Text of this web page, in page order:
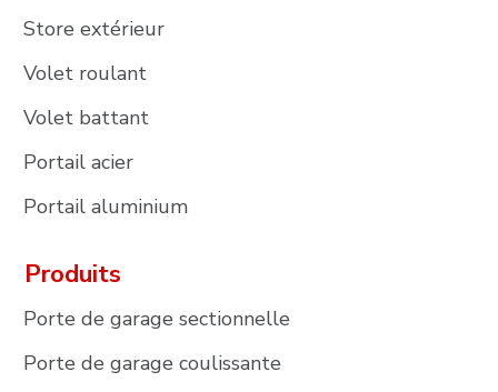
Store extérieur
Volet roulant
Volet battant
Portail acier
Portail aluminium
Produits
Porte de garage sectionnelle
Porte de garage coulissante